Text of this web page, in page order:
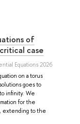
of
case
Equations 2026
on a torus
goes to
infinity. We
for the
extending to the